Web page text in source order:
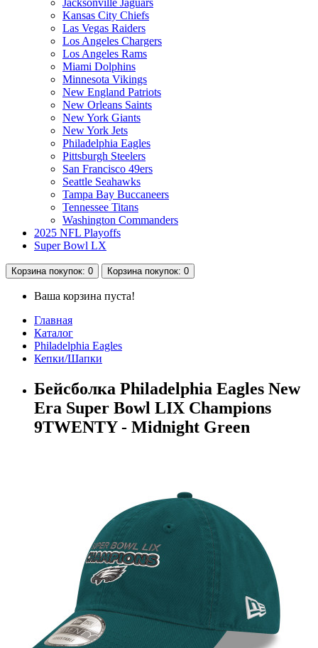
Kansas City Chiefs
Las Vegas Raiders
Los Angeles Chargers
Los Angeles Rams
Miami Dolphins
Minnesota Vikings
New England Patriots
New Orleans Saints
New York Giants
New York Jets
Philadelphia Eagles
Pittsburgh Steelers
San Francisco 49ers
Seattle Seahawks
Tampa Bay Buccaneers
Tennessee Titans
Washington Commanders
2025 NFL Playoffs
Super Bowl LX
Корзина покупок: 0 Корзина покупок: 0
Ваша корзина пуста!
Главная
Каталог
Philadelphia Eagles
Кепки/Шапки
Бейсболка Philadelphia Eagles New
Era Super Bowl LIX Champions
9TWENTY - Midnight Green